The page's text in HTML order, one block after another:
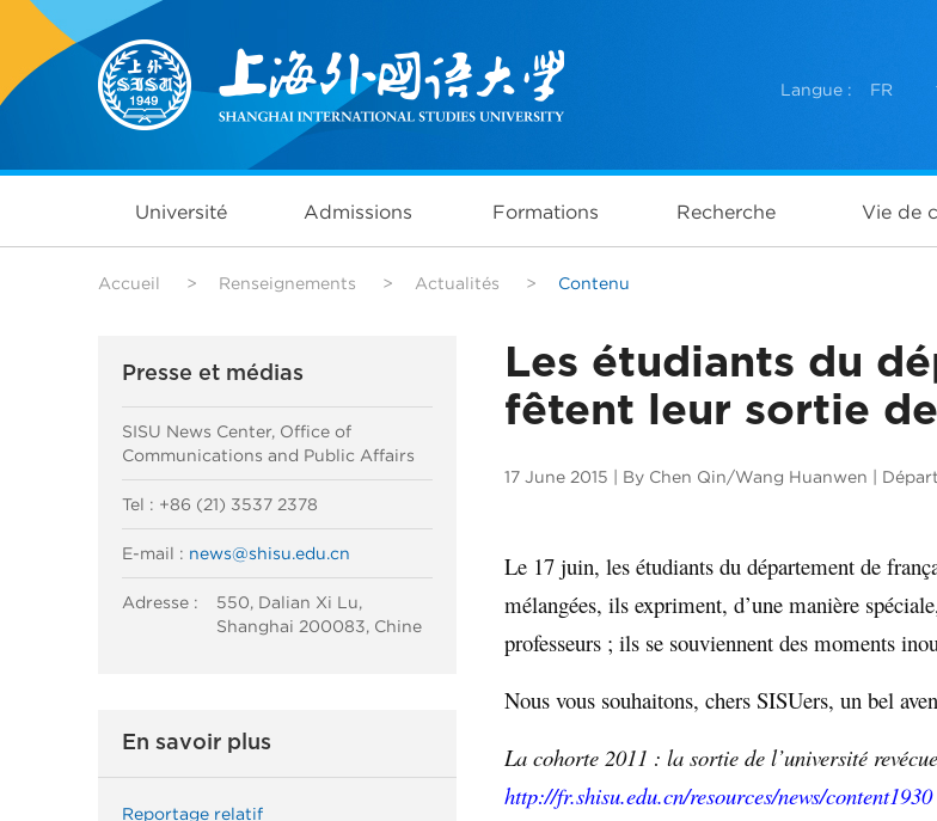
Langue : FR
Université Admissions Formations Recherche Vie de
Accueil > Renseignements > Actualités > Contenu
Presse et médias
SISU News Center, Office of
Communications and Public Affairs
Tel : +86 (21) 3537 2378
E-mail : news@shisu.edu.cn
Adresse :
550, Dalian Xi Lu,
Shanghai 200083, Chine
En savoir plus
Reportage relatif
Les étudiants du
fêtent leur sortie
17 June 2015 | By Chen Qin/Wang Huanwen |
Le 17 juin, les étudiants du département de
mélangées, ils expriment, d’une manière
professeurs ; ils se souviennent des moments
Nous vous souhaitons, chers SISUers, un bel
La cohorte 2011 : la sortie de l’université
http://fr.shisu.edu.cn/resources/news/content1930